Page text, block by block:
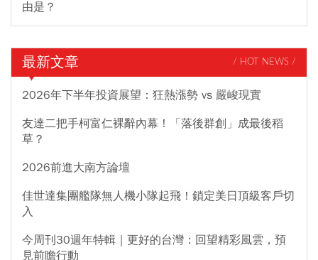
由是？
最新文章 / HOT NEWS /
2026年下半年投資展望：狂熱漲勢 vs 嚴峻現實
友達二把手柯富仁裸辭內幕！「落後群創」成最後稻
草？
2026前進大南方論壇
佳世達集團艦隊無人機小隊起飛！鎖定美日頂級客戶切
入
今周刊30週年特輯｜更好的台灣：回望精彩風雲，預
見前瞻行動